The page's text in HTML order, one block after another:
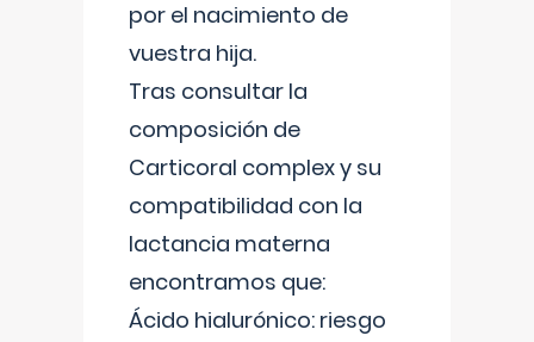
por el nacimiento de
vuestra hija.
Tras consultar la
composición de
Carticoral complex y su
compatibilidad con la
lactancia materna
encontramos que:
Ácido hialurónico: riesgo